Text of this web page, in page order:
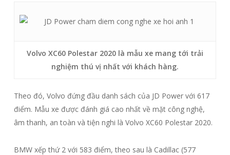
Volvo XC60 Polestar 2020 là mẫu xe mang tới trải
nghiệm thú vị nhất với khách hàng.
Theo đó, Volvo đứng đầu danh sách của JD Power với 617
điểm. Mẫu xe được đánh giá cao nhất về mặt công nghệ,
âm thanh, an toàn và tiện nghi là Volvo XC60 Polestar 2020.
BMW xếp thứ 2 với 583 điểm, theo sau là Cadillac (577